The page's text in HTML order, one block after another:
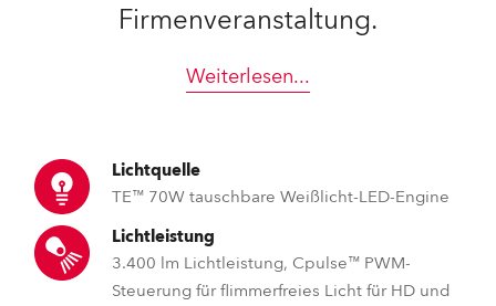
Firmenveranstaltung.
Weiterlesen...
Lichtquelle
TE™ 70W tauschbare Weißlicht-LED-Engine
Lichtleistung
3.400 lm Lichtleistung, Cpulse™ PWM-
Steuerung für flimmerfreies Licht für HD und